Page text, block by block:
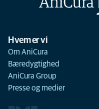
Hvem er vi
Om AniCura
Bæredygtighed
AniCura Group
Presse og medier